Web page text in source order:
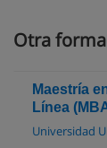
Otra
Maestría
Línea
Universidad